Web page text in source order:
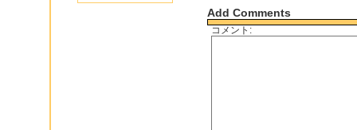
Add Comments
コメント: